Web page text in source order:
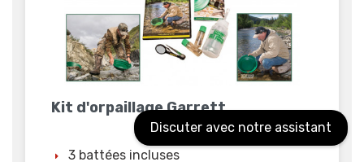
Kit d'orpaillage Garrett...
3 battées incluses
Discuter avec notre assistant